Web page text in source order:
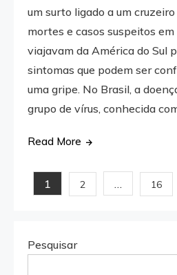
um surto ligado a um
mortes e casos suspeitos em
viajavam da América do Sul
sintomas que podem ser
uma gripe. No Brasil, a
grupo de vírus, conhecida
Read More
Paginação
posts
1 2 … 16
Pesquisar